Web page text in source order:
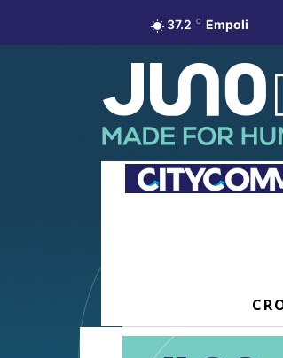
37.2 C Empoli